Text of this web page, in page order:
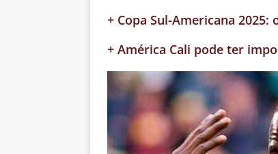
+ Copa Sul-Americana
+ América Cali pode ter